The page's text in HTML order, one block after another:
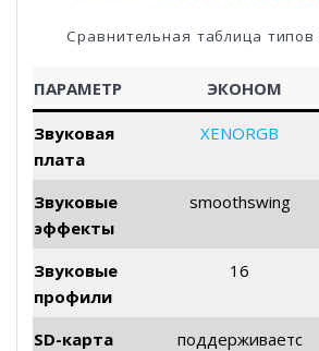
Сравнительная таблица типов
ПАРАМЕТР ЭКОНОМ
Звуковая
плата
XENORGB
Звуковые
эффекты
smoothswing
Звуковые
профили
16
SD-карта
поддерживаетс